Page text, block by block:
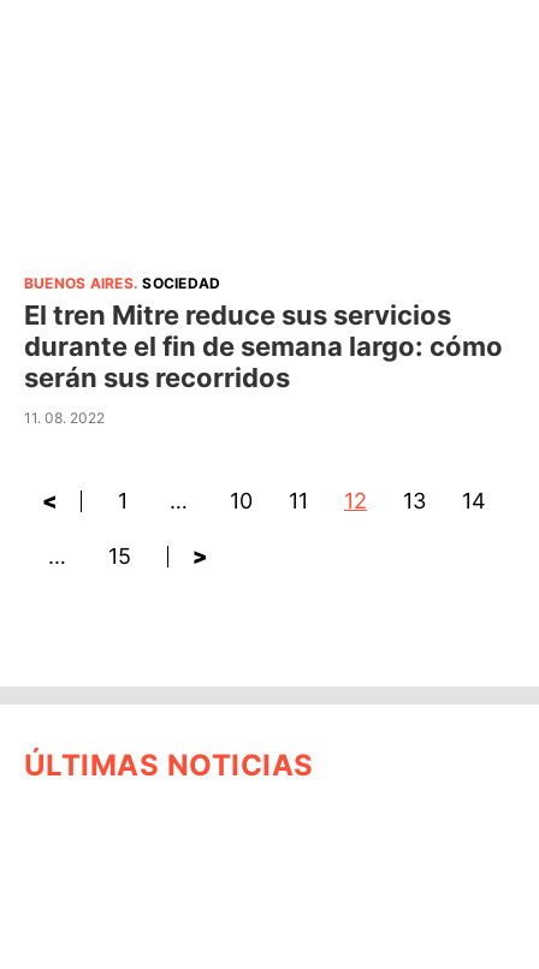
BUENOS AIRES.SOCIEDAD
El tren Mitre reduce sus servicios
durante el fin de semana largo: cómo
serán sus recorridos
11. 08. 2022
< 1 … 10 11 12 13 14
… 15 >
ÚLTIMAS NOTICIAS